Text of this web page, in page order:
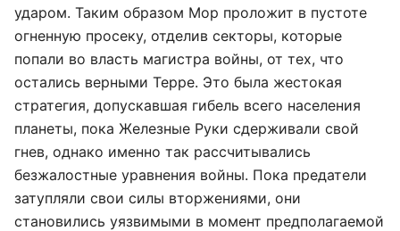
ударом. Таким образом Мор проложит в пустоте
огненную просеку, отделив секторы, которые
попали во власть магистра войны, от тех, что
остались верными Терре. Это была жестокая
стратегия, допускавшая гибель всего населения
планеты, пока Железные Руки сдерживали свой
гнев, однако именно так рассчитывались
безжалостные уравнения войны. Пока предатели
затупляли свои силы вторжениями, они
становились уязвимыми в момент предполагаемой